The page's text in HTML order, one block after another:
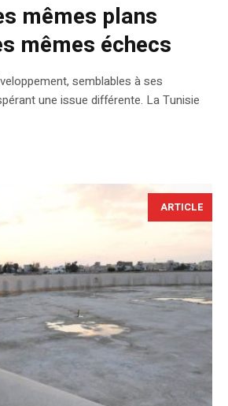
mêmes plans
mêmes échecs
semblables à ses
une issue différente. La Tunisie
ARTICLE